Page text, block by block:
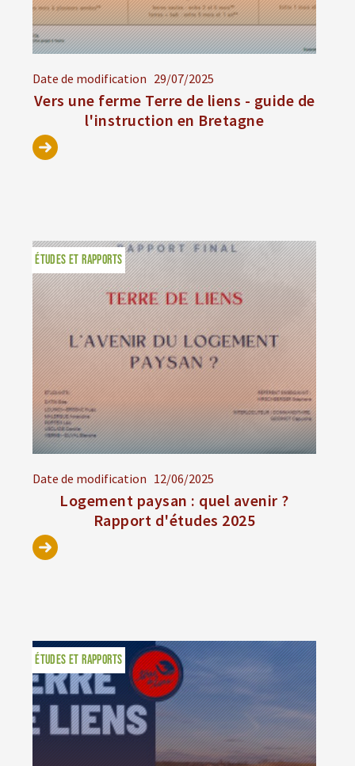
Date de modification 29/07/2025
Vers une ferme Terre de liens - guide de
l'instruction en Bretagne
Date de modification 12/06/2025
Logement paysan : quel avenir ?
Rapport d'études 2025
ÉTUDES ET RAPPORTS
ÉTUDES ET RAPPORTS